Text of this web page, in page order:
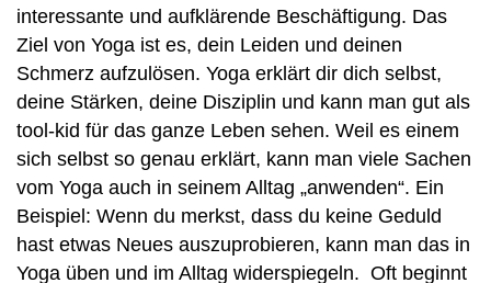
interessante und aufklärende Beschäftigung. Das
Ziel von Yoga ist es, dein Leiden und deinen
Schmerz aufzulösen. Yoga erklärt dir dich selbst,
deine Stärken, deine Disziplin und kann man gut als
tool-kid für das ganze Leben sehen. Weil es einem
sich selbst so genau erklärt, kann man viele Sachen
vom Yoga auch in seinem Alltag „anwenden“. Ein
Beispiel: Wenn du merkst, dass du keine Geduld
hast etwas Neues auszuprobieren, kann man das in
Yoga üben und im Alltag widerspiegeln. Oft beginnt